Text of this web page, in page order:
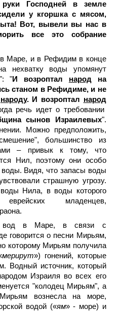
Господней в земле
у кгоршка с мясом,
Вот, вывели вы нас в
все это собрание
Маре, и в Рефидим в конце
нехватку воды упомянут
"И возроптал народна
станом в Рефидиме, и не
народу. И возроптал народ
речь идет о требовании
сынов Израилевых".
Можно предположить,
большинство из
– привык к тому, что
Нил, поэтому они особо
Видя, что запасы воды
страшную угрозу.
Нила, в воды которого
младенцев,
вод в Маре, в связи с
говорится о песни Мирьям,
которому Мирьям получила
мерирут») гонений, которые
Водный источник, который
Израиля во всех его
"колодец Мирьям", а
вознесла на море,
водой («ям» - море) и